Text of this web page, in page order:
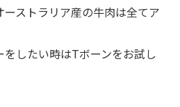
ストラリア産の牛肉は全てア
したい時はTボーンをお試し